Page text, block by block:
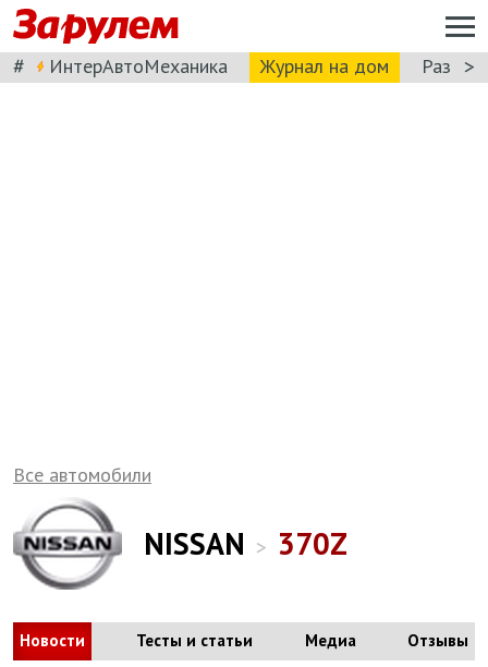
# ИнтерАвтоМеханика Журнал на дом >
Все автомобили
NISSAN > 370Z
Новости Тесты и статьи Медиа Отзывы